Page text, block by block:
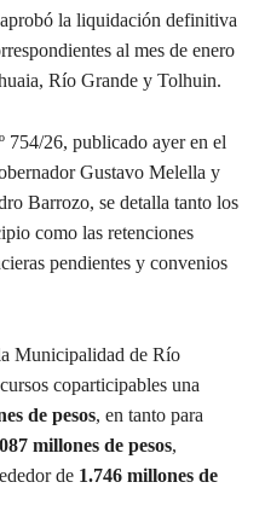
la liquidación definitiva
al mes de enero
Río Grande y Tolhuin.
754/26, publicado ayer en el
Gustavo Melella y
Barrozo, se detalla tanto los
como las retenciones
pendientes y convenios
Municipalidad de Río
coparticipables una
de pesos, en tanto para
millones de pesos,
de 1.746 millones de